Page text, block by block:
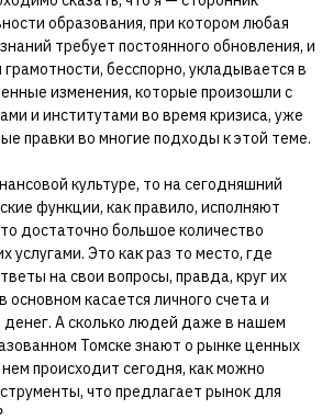
образования, при котором любая
требует постоянного обновления, и
бесспорно, укладывается в
изменения, которые произошли с
и институтами во время кризиса, уже
правки во многие подходы к этой теме.
культуре, то на сегодняшний
функции, как правило, исполняют
достаточно большое количество
услугами. Это как раз то место, где
на свои вопросы, правда, круг их
основном касается личного счета и
А сколько людей даже в нашем
Томске знают о рынке ценных
происходит сегодня, как можно
что предлагает рынок для